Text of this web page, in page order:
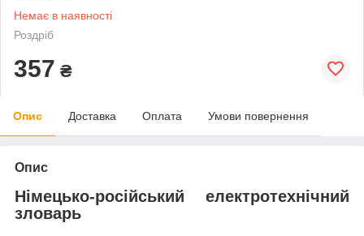
Немає в наявності
Роздріб
357 ₴
Опис Доставка Оплата Умови повернення
Опис
Німецько-російський електротехнічний
зловарь